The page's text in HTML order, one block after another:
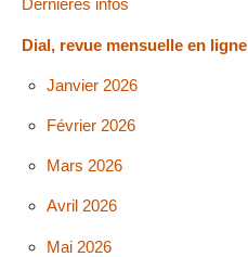
Dernières infos
Dial, revue mensuelle en ligne
Janvier 2026
Février 2026
Mars 2026
Avril 2026
Mai 2026